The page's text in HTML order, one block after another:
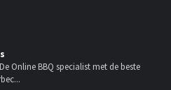
Online BBQ specialist met de beste